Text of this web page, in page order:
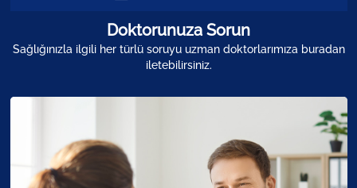
Doktorunuza Sorun
Sağlığınızla ilgili her türlü soruyu uzman doktorlarımıza buradan
iletebilirsiniz.